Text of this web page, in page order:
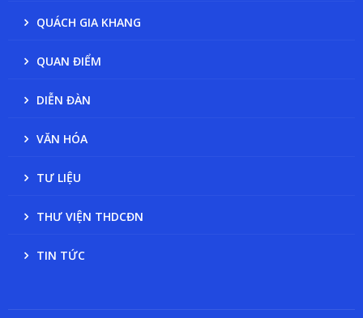
QUÁCH GIA KHANG
QUAN ĐIỂM
DIỄN ĐÀN
VĂN HÓA
TƯ LIỆU
THƯ VIỆN THDCĐN
TIN TỨC